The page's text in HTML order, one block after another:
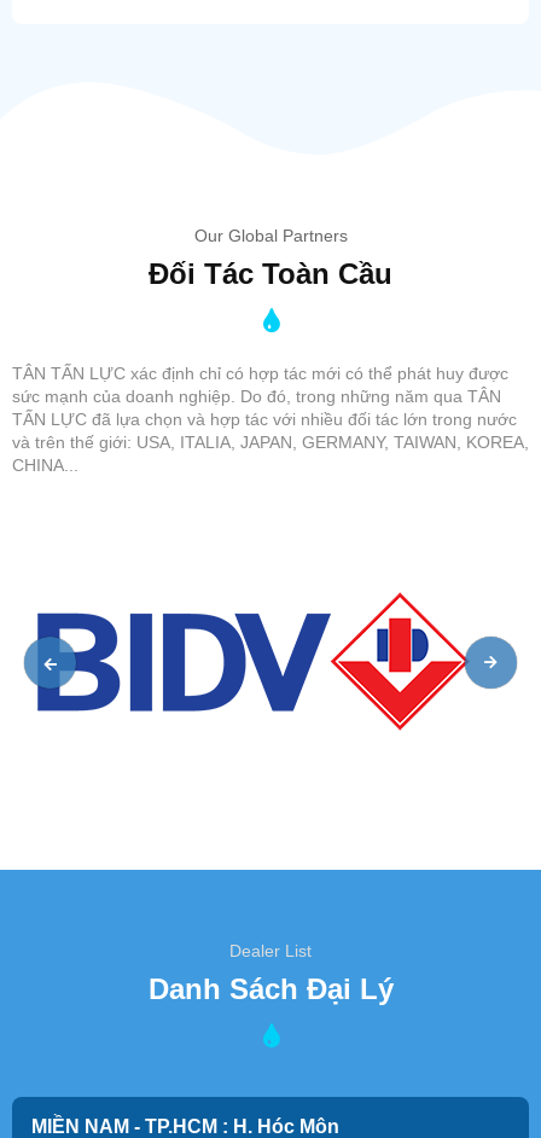
Our Global Partners
Đối Tác Toàn Cầu
TÂN TẤN LỰC xác định chỉ có hợp tác mới có thể phát huy được
sức mạnh của doanh nghiệp. Do đó, trong những năm qua TÂN
TẤN LỰC đã lựa chọn và hợp tác với nhiều đối tác lớn trong nước
và trên thế giới: USA, ITALIA, JAPAN, GERMANY, TAIWAN, KOREA,
CHINA...
Dealer List
Danh Sách Đại Lý
MIỀN NAM - TP.HCM : H. Hóc Môn